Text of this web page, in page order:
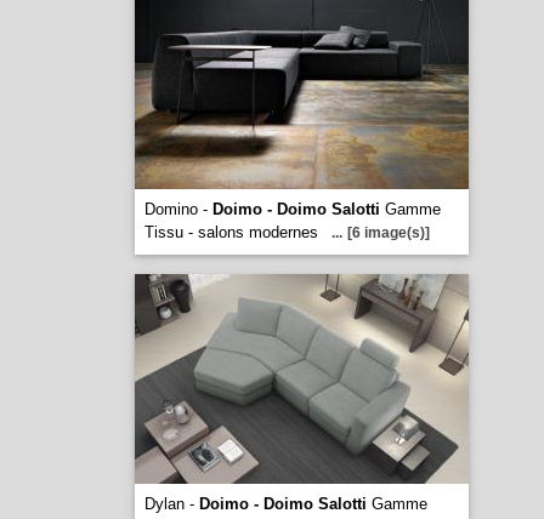
Domino - Doimo - Doimo Salotti Gamme
Tissu - salons modernes
... [6 image(s)]
Dylan - Doimo - Doimo Salotti Gamme